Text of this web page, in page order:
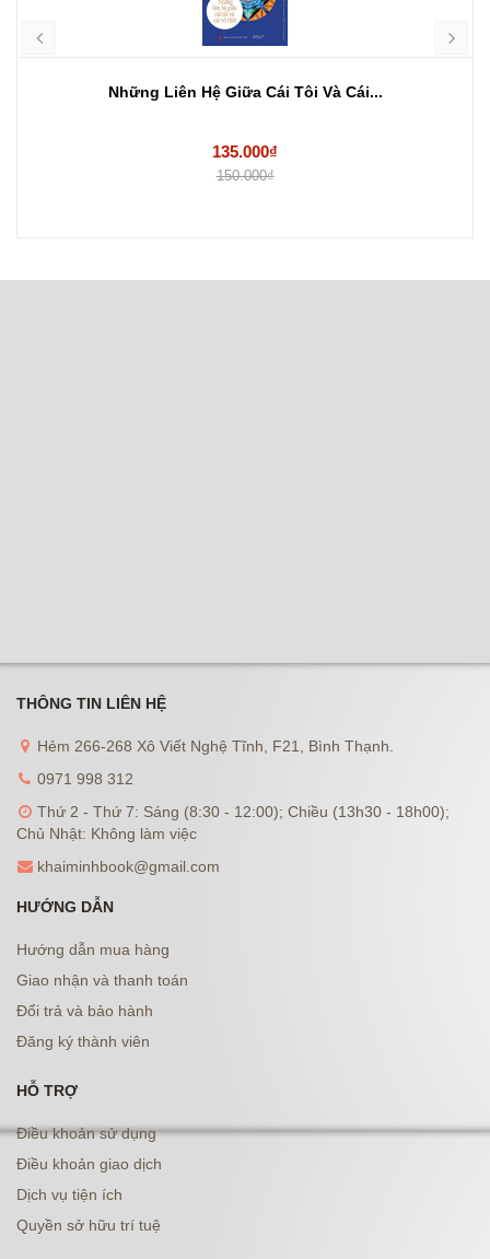
Những Liên Hệ Giữa Cái Tôi Và Cái...
135.000₫
150.000₫
THÔNG TIN LIÊN HỆ
Hẻm 266-268 Xô Viết Nghệ Tĩnh, F21, Bình Thạnh.
0971 998 312
Thứ 2 - Thứ 7: Sáng (8:30 - 12:00); Chiều (13h30 - 18h00);
Chủ Nhật: Không làm việc
khaiminhbook@gmail.com
HƯỚNG DẪN
Hướng dẫn mua hàng
Giao nhận và thanh toán
Đổi trả và bảo hành
Đăng ký thành viên
HỖ TRỢ
Điều khoản sử dụng
Điều khoản giao dịch
Dịch vụ tiện ích
Quyền sở hữu trí tuệ